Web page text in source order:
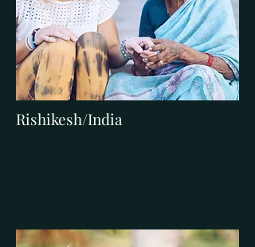
Rishikesh/India